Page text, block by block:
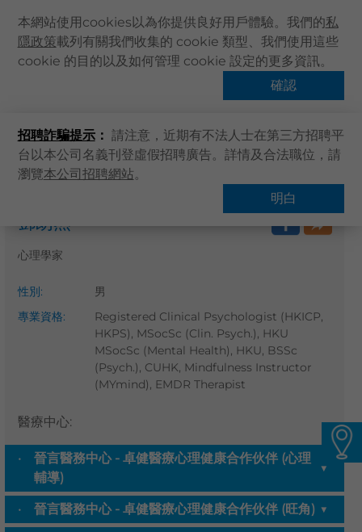
本網站使用cookies以為你提供良好用戶體驗。我們的私
隱政策載列有關我們收集的 cookie 類型、我們使用這些
cookie 的目的以及如何管理 cookie 設定的更多資訊。
確認
招聘詐騙提示： 請注意，近期有不法人士在第三方招聘平
台以本公司名義刊登虛假招聘廣告。詳情及合法職位，請
瀏覽本公司招聘網站。
明白
主頁
卓健服務
卓健手機App
最新資訊
主頁 搜尋醫療服務
鄧朗然
心理學家
性別:
男
專業資格:
Registered Clinical Psychologist (HKICP,
HKPS), MSocSc (Clin. Psych.), HKU
MSocSc (Mental Health), HKU, BSSc
(Psych.), CUHK, Mindfulness Instructor
醫療中心:
晉言醫務中心 - 卓健醫療心理健康合作伙伴 (心理
輔導)
▼
晉言醫務中心 - 卓健醫療心理健康合作伙伴 (旺角) ▼